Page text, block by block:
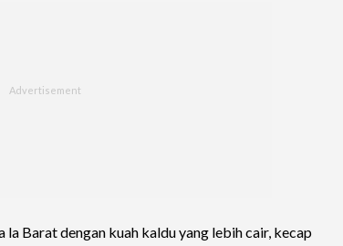
Barat dengan kuah kaldu yang lebih cair, kecap